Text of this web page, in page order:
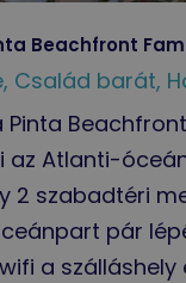
Beachfront
, Család barát,
Pinta
az Atlanti-
2 szabadtéri
pár
a szálláshely